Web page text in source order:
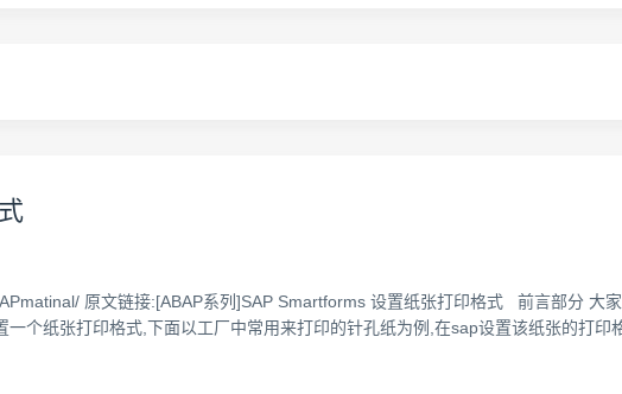
原文链接:[ABAP系列]SAP Smartforms 设置纸张打印格式 前言部分 大
个纸张打印格式,下面以工厂中常用来打印的针孔纸为例,在sap设置该纸张的打印